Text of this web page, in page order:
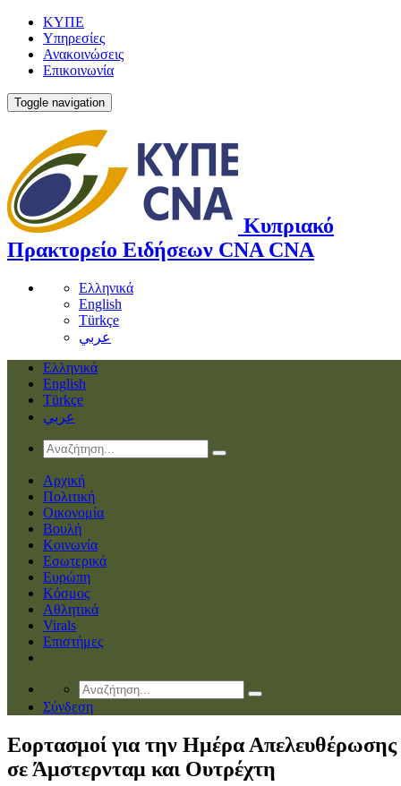
ΚΥΠΕ
Υπηρεσίες
Ανακοινώσεις
Επικοινωνία
Toggle navigation
Κυπριακό
Πρακτορείο Ειδήσεων CNA CNA
Ελληνικά
English
Türkçe
عربي
Ελληνικά
English
Türkçe
عربي
Αρχική
Πολιτική
Οικονομία
Βουλή
Κοινωνία
Εσωτερικά
Ευρώπη
Κόσμος
Αθλητικά
Virals
Επιστήμες
Σύνδεση
Εορτασμοί για την Ημέρα Απελευθέρωσης
σε Άμστερνταμ και Ουτρέχτη